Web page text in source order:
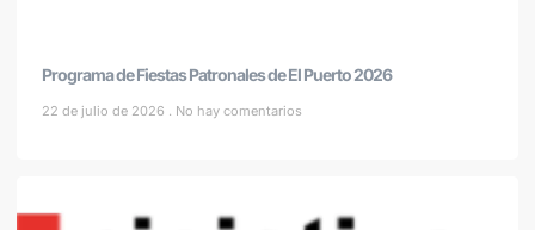
Programa de Fiestas Patronales de El Puerto 2026
22 de julio de 2026 No hay comentarios